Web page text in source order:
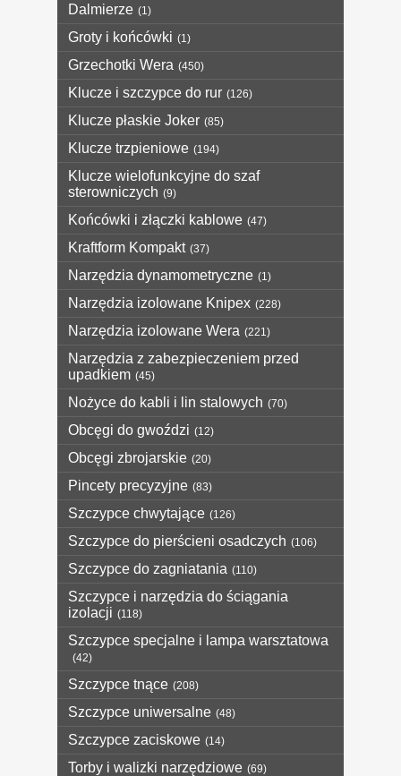
Dalmierze (1)
Groty i końcówki (1)
Grzechotki Wera (450)
Klucze i szczypce do rur (126)
Klucze płaskie Joker (85)
Klucze trzpieniowe (194)
Klucze wielofunkcyjne do szaf
sterowniczych (9)
Końcówki i złączki kablowe (47)
Kraftform Kompakt (37)
Narzędzia dynamometryczne (1)
Narzędzia izolowane Knipex (228)
Narzędzia izolowane Wera (221)
Narzędzia z zabezpieczeniem przed
upadkiem (45)
Nożyce do kabli i lin stalowych (70)
Obcęgi do gwoździ (12)
Obcęgi zbrojarskie (20)
Pincety precyzyjne (83)
Szczypce chwytające (126)
Szczypce do pierścieni osadczych (106)
Szczypce do zagniatania (110)
Szczypce i narzędzia do ściągania
izolacji (118)
Szczypce specjalne i lampa warsztatowa
(42)
Szczypce tnące (208)
Szczypce uniwersalne (48)
Szczypce zaciskowe (14)
Torby i walizki narzędziowe (69)